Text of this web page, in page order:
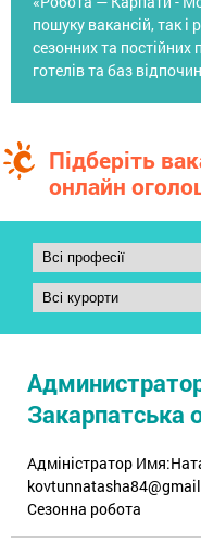
пошуку вакансій, так
сезонних та постійних
готелів та баз
Підберіть
онлайн
Закарпатська
Адміністратор
Сезонна робота